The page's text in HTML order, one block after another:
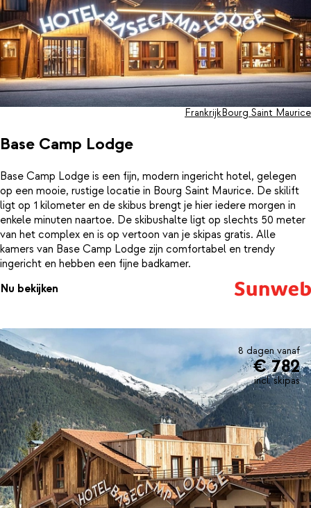
Base Camp Lodge
FrankrijkBourg Saint Maurice
Base Camp Lodge is een fijn, modern ingericht hotel, gelegen
op een mooie, rustige locatie in Bourg Saint Maurice. De skilift
ligt op 1 kilometer en de skibus brengt je hier iedere morgen in
enkele minuten naartoe. De skibushalte ligt op slechts 50 meter
van het complex en is op vertoon van je skipas gratis. Alle
kamers van Base Camp Lodge zijn comfortabel en trendy
ingericht en hebben een fijne badkamer.
Nu bekijken
8 dagen vanaf
€ 782
incl. skipas